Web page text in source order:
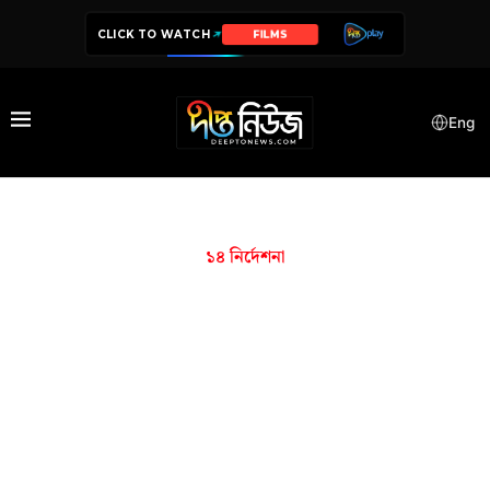
CLICK TO WATCH FILMS
Eng
১৪ নির্দেশনা